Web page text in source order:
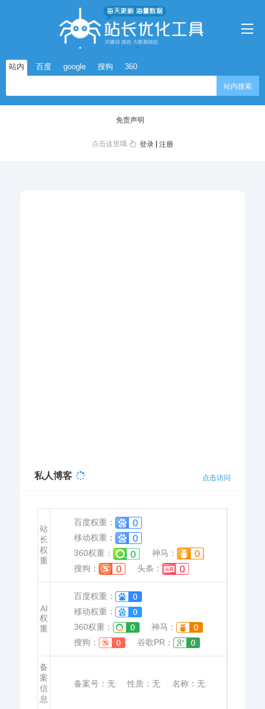
站内 百度 google 搜狗 360
站内搜索
免责声明
点击这里哦 登录 |注册
私人博客 点击访问
站
长
权
重
百度权重：
移动权重：
360权重：
神马：
搜狗：
头条：
AI
权
重
百度权重：
移动权重：
360权重：
神马：
搜狗：
谷歌PR：
备
案
信
息
备案号： 无 性质： 无 名称： 无